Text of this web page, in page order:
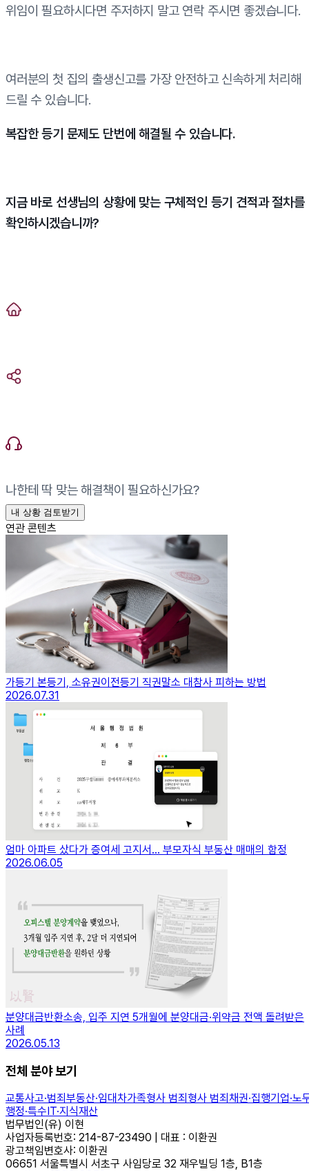
위임이 필요하시다면 주저하지 말고 연락 주시면 좋겠습니다.
여러분의 첫 집의 출생신고를 가장 안전하고 신속하게 처리해
드릴 수 있습니다.
복잡한 등기 문제도 단번에 해결될 수 있습니다.
지금 바로 선생님의 상황에 맞는 구체적인 등기 견적과 절차를
확인하시겠습니까?
나한테 딱 맞는 해결책이 필요하신가요?
내 상황 검토받기
연관 콘텐츠
가등기 본등기, 소유권이전등기 직권말소 대참사 피하는 방법
2026.07.31
엄마 아파트 샀다가 증여세 고지서… 부모자식 부동산 매매의 함정
2026.06.05
분양대금반환소송, 입주 지연 5개월에 분양대금·위약금 전액 돌려받은
사례
2026.05.13
전체 분야 보기
교통사고·범죄 부동산·임대차가족형사 범죄 형사 범죄 채권·집행기업·노
행정·특수 IT·지식재산
법무법인(유) 이현
사업자등록번호: 214-87-23490 | 대표 : 이환권
광고책임변호사: 이환권
06651 서울특별시 서초구 사임당로 32 재우빌딩 1층, B1층